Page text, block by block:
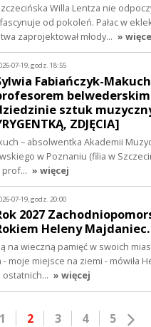
Willa Lentza nie
od pokoleń. Pałac w
zaprojektował młody… »
07-19, godz. 18:55
Fabiańczyk-Makuch
sztuk
ZDJĘCIA]
– absolwentka Akademii
w Poznaniu (filia w
prof… » więcej
07-19, godz. 20:00
2027
Heleny Majdaniec.
na wieczną pamięć w swoich
moje miejsce na ziemi - mówiła
ostatnich… » więcej
1 2 3 4 5